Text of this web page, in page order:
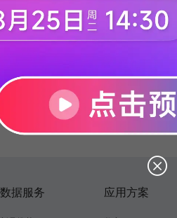
数据服务 应用方案